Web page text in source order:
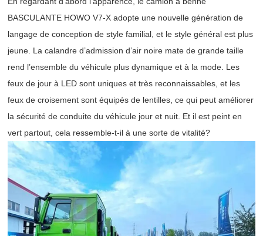
BASCULANTE HOWO V7-X adopte une nouvelle génération de
langage de conception de style familial, et le style général est plus
jeune. La calandre d’admission d’air noire mate de grande taille
rend l’ensemble du véhicule plus dynamique et à la mode. Les
feux de jour à LED sont uniques et très reconnaissables, et les
feux de croisement sont équipés de lentilles, ce qui peut améliorer
la sécurité de conduite du véhicule jour et nuit. Et il est peint en
vert partout, cela ressemble-t-il à une sorte de vitalité?